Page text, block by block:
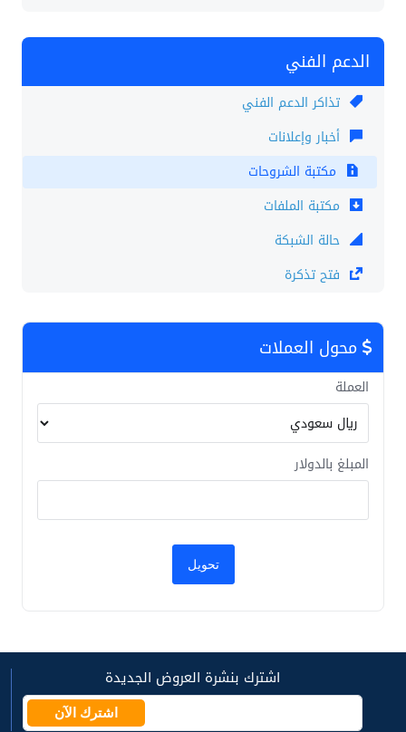
الدعم الفني
تذاكر الدعم الفني
أخبار وإعلانات
مكتبة الشروحات
مكتبة الملفات
حالة الشبكة
فتح تذكرة
محول العملات
العملة
المبلغ بالدولار
اشترك بنشرة العروض الجديدة
اشترك الآن